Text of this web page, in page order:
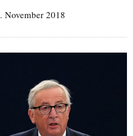
November 2018